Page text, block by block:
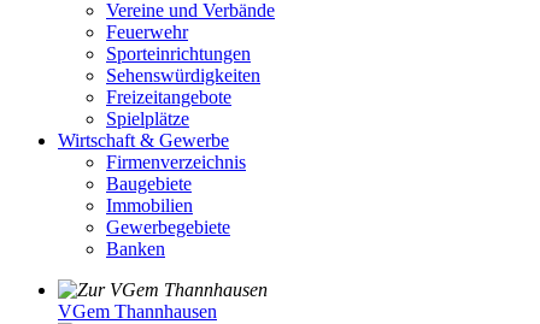
Vereine und Verbände
Feuerwehr
Sporteinrichtungen
Sehenswürdigkeiten
Freizeitangebote
Spielplätze
Wirtschaft & Gewerbe
Firmenverzeichnis
Baugebiete
Immobilien
Gewerbegebiete
Banken
VGem Thannhausen